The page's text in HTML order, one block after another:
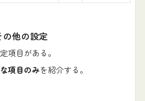
の他の設定
項目がある。
項目のみを紹介する。